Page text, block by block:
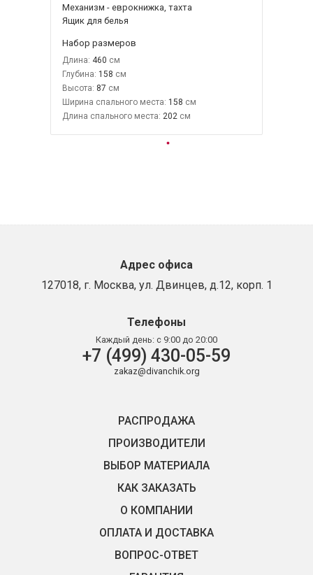
Механизм - еврокнижка, тахта
Ящик для белья
Набор размеров
Длина: 460
Глубина: 158
Высота: 87
Ширина спального места: 158
Длина спального места: 202
Адрес офиса
127018, г. Москва, ул. Двинцев, д.12, корп. 1
Телефоны
Каждый день: с 9:00 до 20:00
+7 (499) 430-05-59
zakaz@divanchik.org
РАСПРОДАЖА
ПРОИЗВОДИТЕЛИ
ВЫБОР МАТЕРИАЛА
КАК ЗАКАЗАТЬ
О КОМПАНИИ
ОПЛАТА И ДОСТАВКА
ВОПРОС-ОТВЕТ